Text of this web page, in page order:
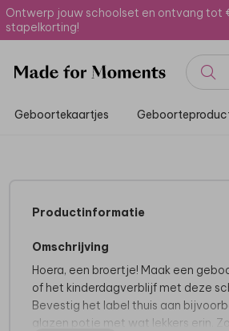
Ontwerp jouw schoolset en ontvang tot
stapelkorting!
Geboortekaartjes
Productinformatie
Omschrijving
Hoera, een broertje! Maak een
of het kinderdagverblijf met deze
Bevestig het label thuis aan
glazen potje met wat lekkers erin.